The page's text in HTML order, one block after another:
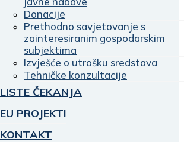
Donacije
Prethodno savjetovanje s
zainteresiranim gospodarskim
subjektima
Izvješće o utrošku sredstava
Tehničke konzultacije
LISTE ČEKANJA
EU PROJEKTI
KONTAKT